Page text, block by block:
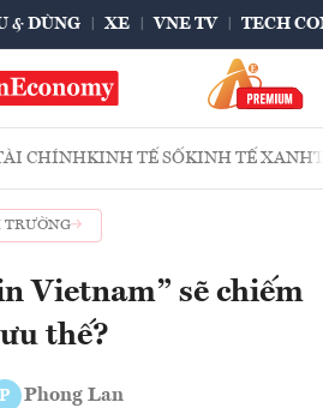
& DÙNG XE VNE TV TECH
CHÍNHKINH TẾ SỐKINH TẾ XANH
TRƯỜNG
Vietnam” sẽ chiếm
ưu thế?
P Phong Lan